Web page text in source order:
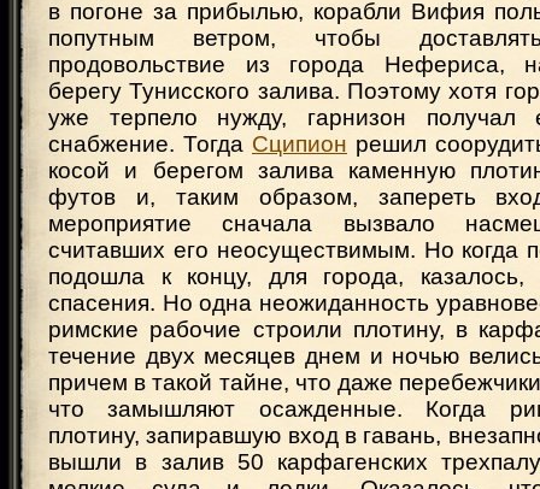
в погоне за прибылью, корабли Вифия
попутным ветром, чтобы
продовольствие из города Нефериса,
берегу Тунисского залива. Поэтому хотя
уже терпело нужду, гарнизон получал
снабжение. Тогда Сципион решил
косой и берегом залива каменную
футов и, таким образом, запереть
мероприятие сначала вызвало
считавших его неосуществимым. Но когда
подошла к концу, для города,
спасения. Но одна неожиданность
римские рабочие строили плотину, в
течение двух месяцев днем и ночью
причем в такой тайне, что даже
что замышляют осажденные. Когда
плотину, запиравшую вход в гавань,
вышли в залив 50 карфагенских